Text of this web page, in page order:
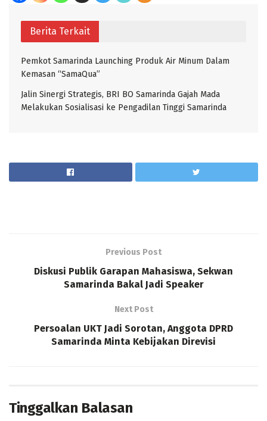
Berita Terkait
Pemkot Samarinda Launching Produk Air Minum Dalam
Kemasan “SamaQua”
Jalin Sinergi Strategis, BRI BO Samarinda Gajah Mada
Melakukan Sosialisasi ke Pengadilan Tinggi Samarinda
Previous Post
Diskusi Publik Garapan Mahasiswa, Sekwan
Samarinda Bakal Jadi Speaker
Next Post
Persoalan UKT Jadi Sorotan, Anggota DPRD
Samarinda Minta Kebijakan Direvisi
Tinggalkan Balasan